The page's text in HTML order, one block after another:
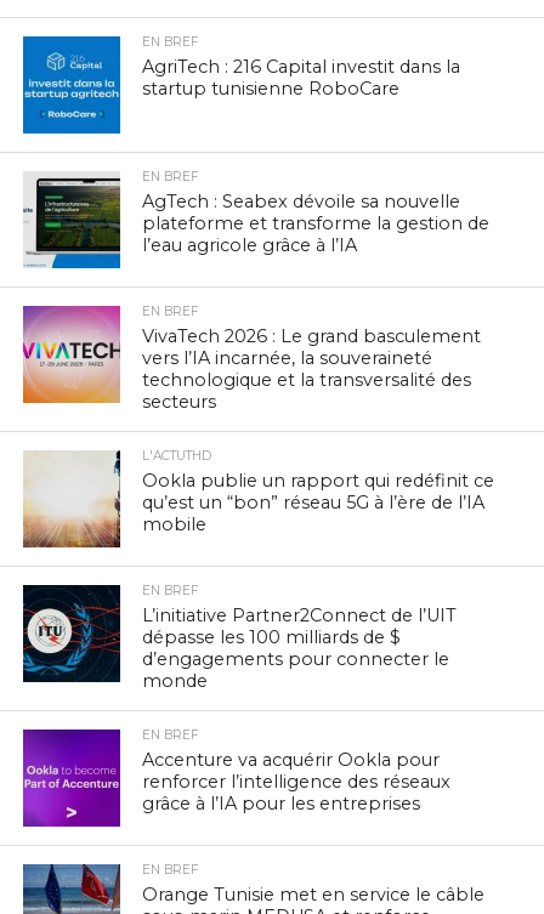
EN BREF
AgriTech : 216 Capital investit dans la
startup tunisienne RoboCare
EN BREF
AgTech : Seabex dévoile sa nouvelle
plateforme et transforme la gestion de
l’eau agricole grâce à l’IA
EN BREF
VivaTech 2026 : Le grand basculement
vers l’IA incarnée, la souveraineté
technologique et la transversalité des
secteurs
L'ACTUTHD
Ookla publie un rapport qui redéfinit ce
qu’est un “bon” réseau 5G à l’ère de l’IA
mobile
EN BREF
L’initiative Partner2Connect de l’UIT
dépasse les 100 milliards de $
d’engagements pour connecter le
monde
EN BREF
Accenture va acquérir Ookla pour
renforcer l’intelligence des réseaux
grâce à l’IA pour les entreprises
EN BREF
Orange Tunisie met en service le câble